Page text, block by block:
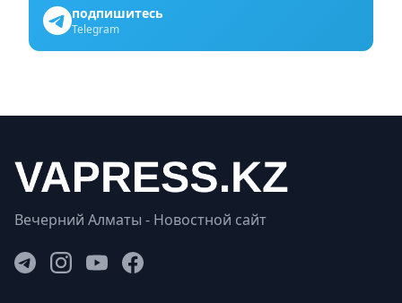
подпишитесь
Telegram
Вечерний Алматы - Новостной сайт